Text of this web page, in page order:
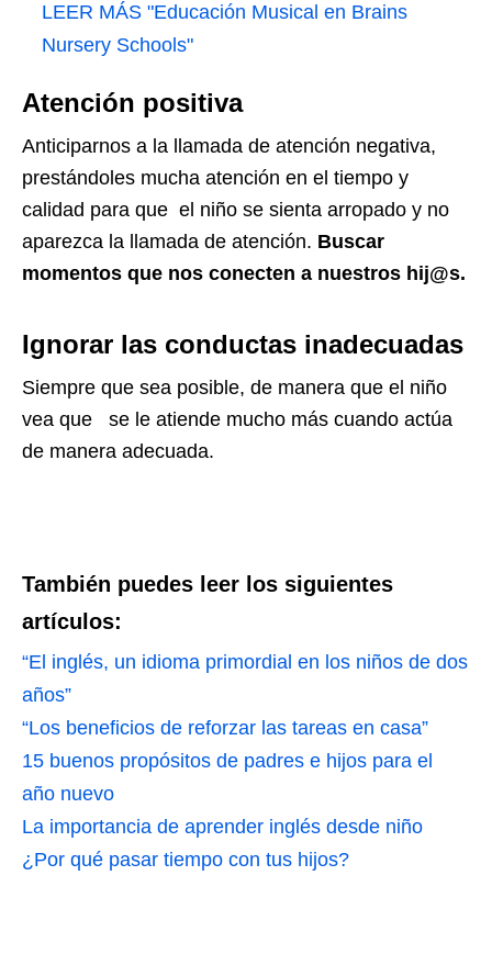
LEER MÁS "Educación Musical en Brains
Nursery Schools"
Atención positiva
Anticiparnos a la llamada de atención negativa,
prestándoles mucha atención en el tiempo y
calidad para que el niño se sienta arropado y no
aparezca la llamada de atención. Buscar
momentos que nos conecten a nuestros hij@s.
Ignorar las conductas inadecuadas
Siempre que sea posible, de manera que el niño
vea que se le atiende mucho más cuando actúa
de manera adecuada.
También puedes leer los siguientes
artículos:
“El inglés, un idioma primordial en los niños de dos
años”
“Los beneficios de reforzar las tareas en casa”
15 buenos propósitos de padres e hijos para el
año nuevo
La importancia de aprender inglés desde niño
¿Por qué pasar tiempo con tus hijos?